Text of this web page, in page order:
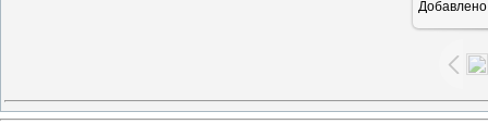
Добавлено